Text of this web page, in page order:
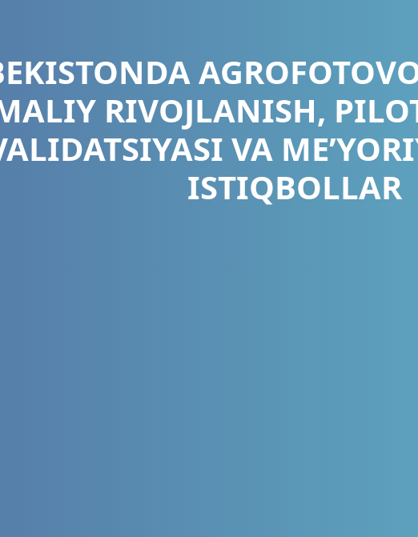
RIVOJLANISH,
VA
ISTIQBOLLAR